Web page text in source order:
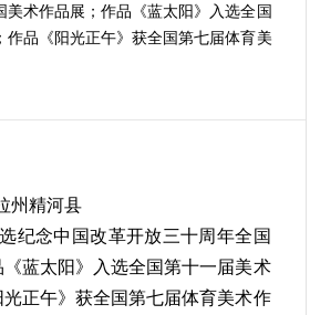
美术作品展；作品《蓝太阳》入选全国
作品《阳光正午》获全国第七届体育美
州精河县
纪念中国改革开放三十周年全国
蓝太阳》入选全国第十一届美术
正午》获全国第七届体育美术作